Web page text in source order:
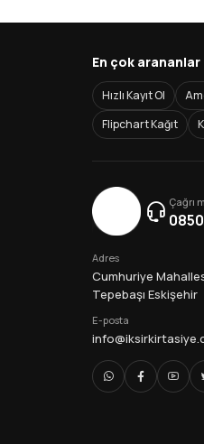
En çok arananlar
Hızlı Kayıt Ol
Flipchart Kağıt
Çağrı
Adres
Cumhuriye
Tepebaşı Eskişehir
E-posta